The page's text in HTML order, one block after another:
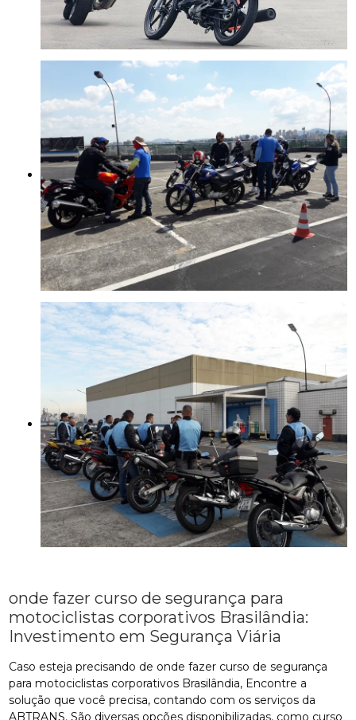
onde fazer curso de segurança para
motociclistas corporativos Brasilândia:
Investimento em Segurança Viária
Caso esteja precisando de onde fazer curso de segurança
para motociclistas corporativos Brasilândia, Encontre a
solução que você precisa, contando com os serviços da
ABTRANS. São diversas opções disponibilizadas, como curso